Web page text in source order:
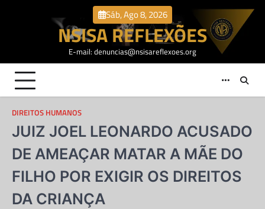
Sáb, Ago 8, 2026
NSISA REFLEXÕES
E-mail: denuncias@nsisareflexoes.org
DIREITOS HUMANOS
JUIZ JOEL LEONARDO ACUSADO
DE AMEAÇAR MATAR A MÃE DO
FILHO POR EXIGIR OS DIREITOS
DA CRIANÇA